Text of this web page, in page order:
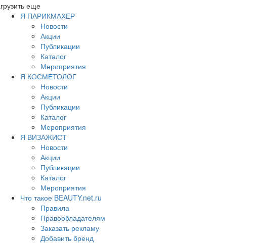
еще
Я ПАРИКМАХЕР
Новости
Акции
Публикации
Каталог
Мероприятия
Я КОСМЕТОЛОГ
Новости
Акции
Публикации
Каталог
Мероприятия
Я ВИЗАЖИСТ
Новости
Акции
Публикации
Каталог
Мероприятия
Что такое BEAUTY.net.ru
Правила
Правообладателям
Заказать рекламу
Добавить бренд